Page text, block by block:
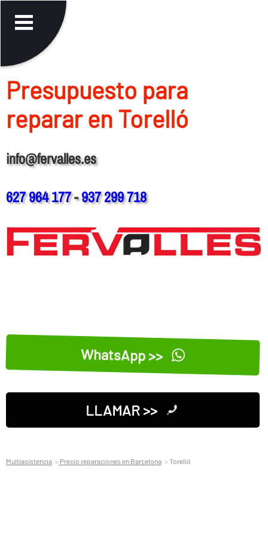
Presupuesto para
reparar en Torelló
info@fervalles.es
627 964 177-937 299 718
WhatsApp >>
LLAMAR >>
Multiasistencia Precio reparaciones en Barcelona Torelló